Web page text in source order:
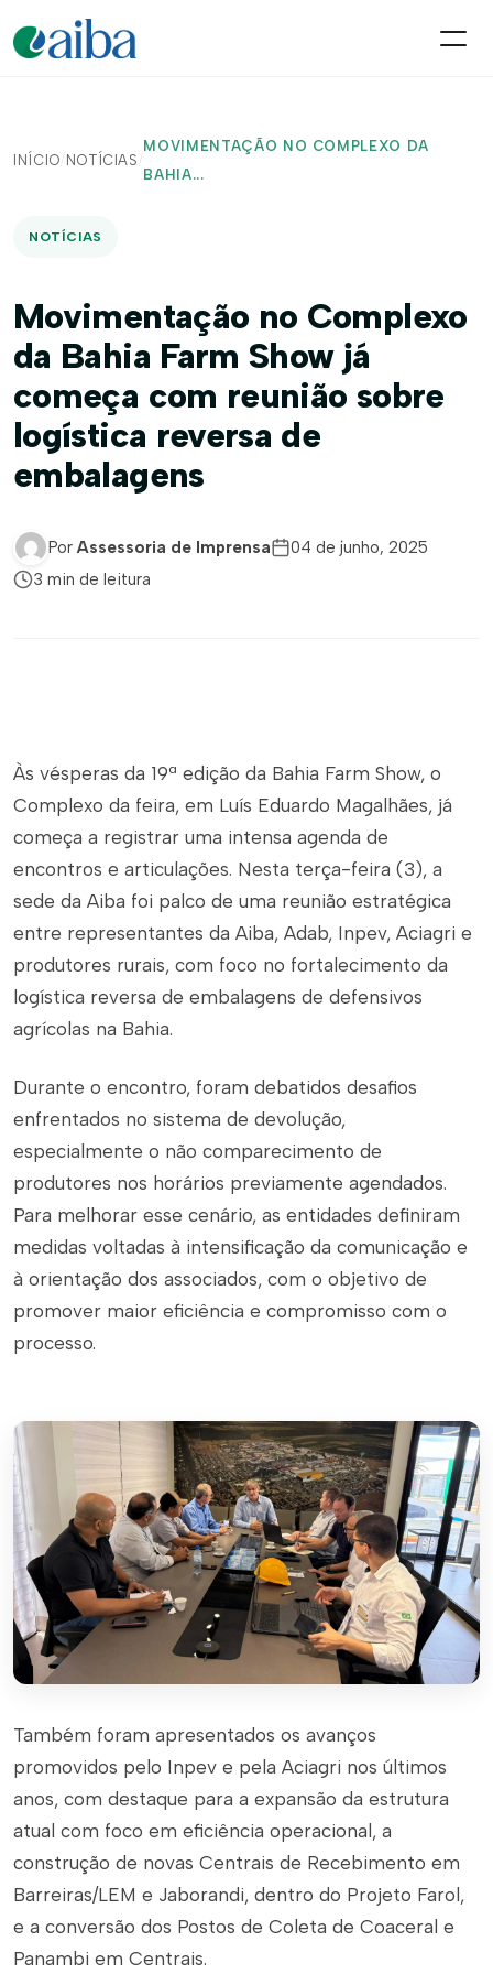
INÍCIO/ NOTÍCIAS /
MOVIMENTAÇÃO NO COMPLEXO DA
BAHIA...
NOTÍCIAS
Movimentação no Complexo
da Bahia Farm Show já
começa com reunião sobre
logística reversa de
embalagens
Por Assessoria de Imprensa
04 de junho, 2025
3 min de leitura
Às vésperas da 19ª edição da Bahia Farm Show, o
Complexo da feira, em Luís Eduardo Magalhães, já
começa a registrar uma intensa agenda de
encontros e articulações. Nesta terça-feira (3), a
sede da Aiba foi palco de uma reunião estratégica
entre representantes da Aiba, Adab, Inpev, Aciagri e
produtores rurais, com foco no fortalecimento da
logística reversa de embalagens de defensivos
agrícolas na Bahia.
Durante o encontro, foram debatidos desafios
enfrentados no sistema de devolução,
especialmente o não comparecimento de
produtores nos horários previamente agendados.
Para melhorar esse cenário, as entidades definiram
medidas voltadas à intensificação da comunicação e
à orientação dos associados, com o objetivo de
promover maior eficiência e compromisso com o
processo.
Também foram apresentados os avanços
promovidos pelo Inpev e pela Aciagri nos últimos
anos, com destaque para a expansão da estrutura
atual com foco em eficiência operacional, a
construção de novas Centrais de Recebimento em
Barreiras/LEM e Jaborandi, dentro do Projeto Farol,
e a conversão dos Postos de Coleta de Coaceral e
Panambi em Centrais.